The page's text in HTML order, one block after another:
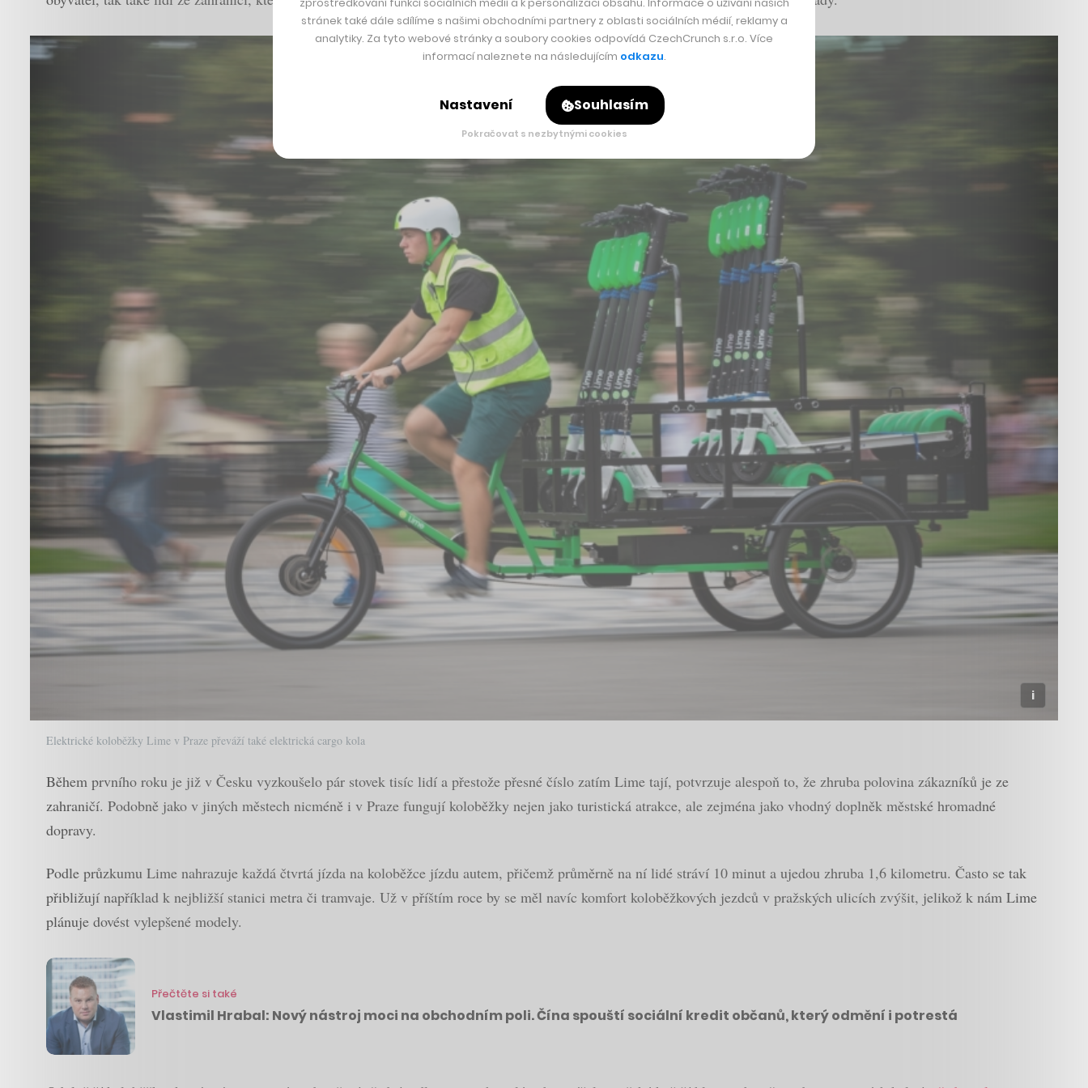
Elektrické koloběžky Lime v Praze převáží také elektrická cargo kola
Během prvního roku je již v Česku vyzkoušelo pár stovek tisíc lidí a přestože přesné číslo zatím Lime tají, potvrzuje alespoň to, že zhruba polovina zákazníků je ze
zahraničí. Podobně jako v jiných městech nicméně i v Praze fungují koloběžky nejen jako turistická atrakce, ale zejména jako vhodný doplněk městské hromadné
dopravy.
Podle průzkumu Lime nahrazuje každá čtvrtá jízda na koloběžce jízdu autem, přičemž průměrně na ní lidé stráví 10 minut a ujedou zhruba 1,6 kilometru. Často se tak
přibližují například k nejbližší stanici metra či tramvaje. Už v příštím roce by se měl navíc komfort koloběžkových jezdců v pražských ulicích zvýšit, jelikož k nám Lime
plánuje dovést vylepšené modely.
Přečtěte si také
Vlastimil Hrabal: Nový nástroj moci na obchodním poli. Čína spouští sociální kredit občanů, který odmění i potrestá
stránek také dále sdílíme s našimi obchodními partnery z oblasti sociálních médií, reklamy a
analytiky. Za tyto webové stránky a soubory cookies odpovídá CzechCrunch s.r.o. Více
informací naleznete na následujícím odkazu.
Nastavení Souhlasím
Pokračovat s nezbytnými cookies